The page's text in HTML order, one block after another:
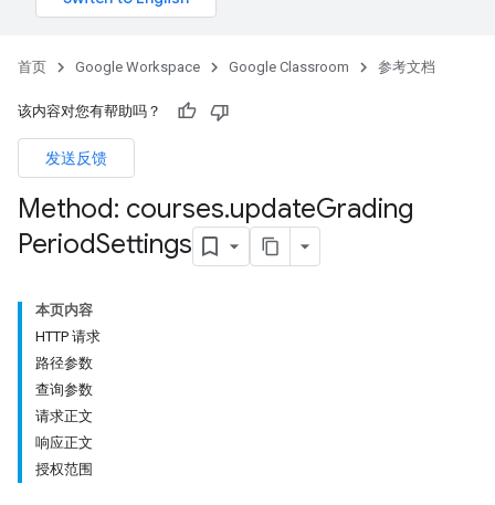
首页 Google Workspace Google Classroom 参考文档
该内容对您有帮助吗？
发送反馈
Method: courses.updateGrading
PeriodSettings
本页内容
HTTP 请求
路径参数
查询参数
请求正文
响应正文
授权范围